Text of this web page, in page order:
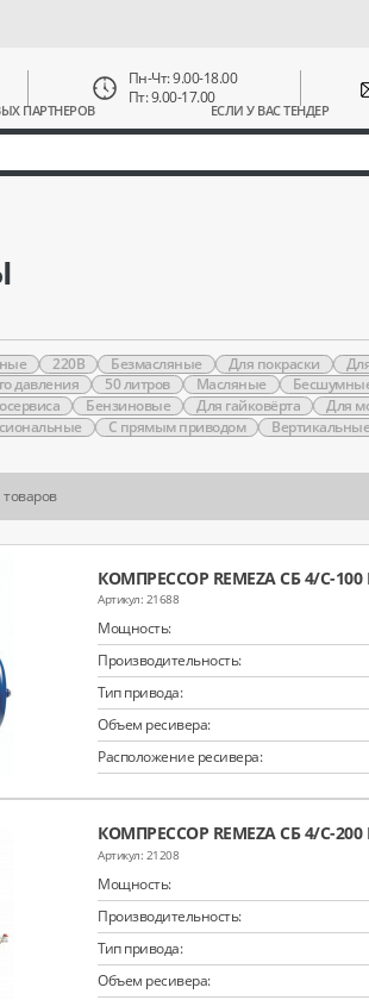
ПАРТНЕРОВ ЕСЛИ У ВАС ТЕНДЕР
Пн-Чт: 9.00-18.00
Пт: 9.00-17.00
220В Безмасляные Для покраски
давления
50 литров Масляные
Бензиновые Для гайковёрта Для
С прямым приводом Вертикальные
товаров
КОМПРЕССОР REMEZA СБ 4/С-100
21688
Мощность:
Производительность:
Тип привода:
Объем ресивера:
Расположение ресивера:
КОМПРЕССОР REMEZA СБ 4/С-200
21208
Мощность:
Производительность:
Тип привода:
Объем ресивера: